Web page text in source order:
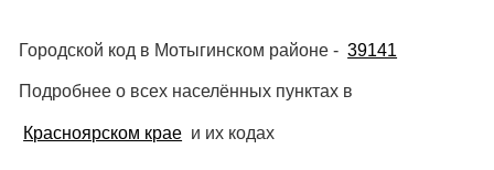
Городской код в Мотыгинском районе - 39141
Подробнее о всех населённых пунктах в
Красноярском крае и их кодах